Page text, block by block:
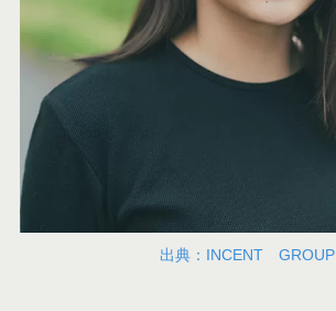
出典：INCENT GROUP